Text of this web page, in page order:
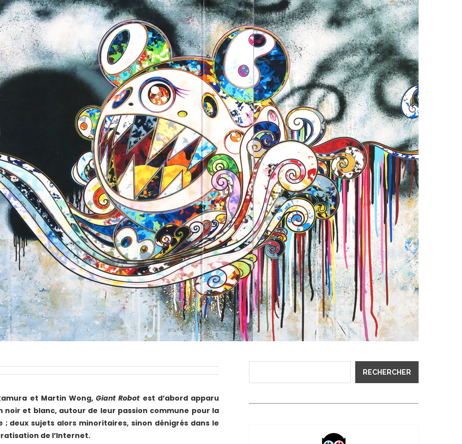
et Martin Wong,Giant Robot est d’abord apparu
noir et blanc, autour de leur passion commune pour la
deux sujets alors minoritaires, sinon dénigrés dans le
de l’Internet.
RECHERCHER